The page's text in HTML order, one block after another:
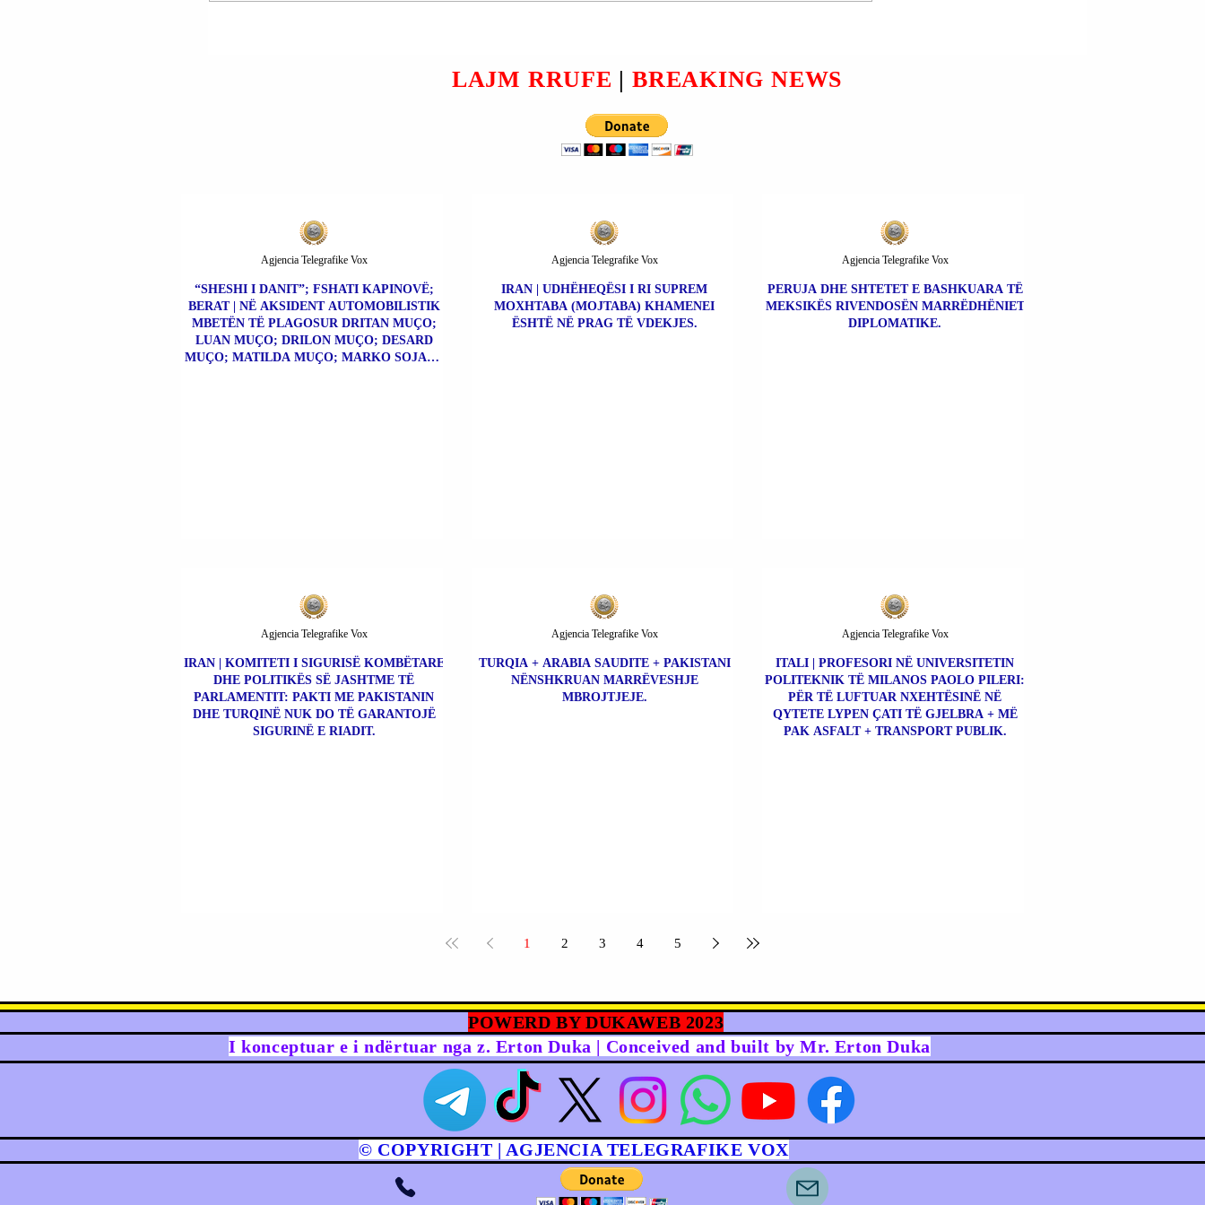
AKTE DHUNE FIZIKE
LAJM RRUFE | BREAKING NEWS
“SHESHI I DANIT”; FSHATI KAPINOVË;
BERAT | NË AKSIDENT AUTOMOBILISTIK
MBETËN TË PLAGOSUR DRITAN MUÇO;
LUAN MUÇO; DRILON MUÇO; DESARD
MUÇO; MATILDA MUÇO; MARKO SOJATI;
Agjencia Telegrafike Vox
IRAN | UDHËHEQËSI I RI SUPREM
MOXHTABA (MOJTABA) KHAMENEI
ËSHTË NË PRAG TË VDEKJES.
Agjencia Telegrafike Vox
PERUJA DHE SHTETET E BASHKUARA TË
MEKSIKËS RIVENDOSËN MARRËDHËNIET
DIPLOMATIKE.
Agjencia Telegrafike Vox
IRAN | KOMITETI I SIGURISË KOMBËTARE
DHE POLITIKËS SË JASHTME TË
PARLAMENTIT: PAKTI ME PAKISTANIN
DHE TURQINË NUK DO TË GARANTOJË
SIGURINË E RIADIT.
Agjencia Telegrafike Vox
TURQIA + ARABIA SAUDITE + PAKISTANI
NËNSHKRUAN MARRËVESHJE
MBROJTJEJE.
Agjencia Telegrafike Vox
ITALI | PROFESORI NË UNIVERSITETIN
POLITEKNIK TË MILANOS PAOLO PILERI:
PËR TË LUFTUAR NXEHTËSINË NË
QYTETE LYPEN ÇATI TË GJELBRA + MË
PAK ASFALT + TRANSPORT PUBLIK.
Agjencia Telegrafike Vox
1 2 3 4 5
POWERD BY DUKAWEB 2023
I konceptuar e i ndërtuar nga z. Erton Duka | Conceived and built by Mr. Erton Duka
© COPYRIGHT | AGJENCIA TELEGRAFIKE VOX